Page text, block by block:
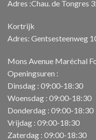
Adres :Chau. de Tongres
Kortrijk
Adres: Gentsesteenweg
Mons Avenue Maréchal
Openingsuren :
Dinsdag : 09:00-18:30
Woensdag : 09:00-18:30
Donderdag : 09:00-18:30
Vrijdag : 09:00-18:30
Zaterdag : 09:00-18:30